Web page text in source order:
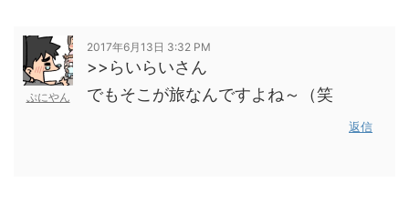
ぷにやん
2017年6月13日 3:32 PM
>>らいらいさん
でもそこが旅なんですよね～（笑
返信